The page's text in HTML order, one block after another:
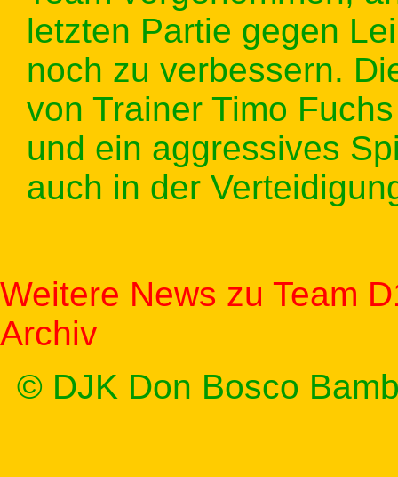
letzten Partie gegen
noch zu verbessern.
von Trainer Timo
und ein aggressives
auch in der
Weitere News zu Team
Archiv
© DJK Don Bosco